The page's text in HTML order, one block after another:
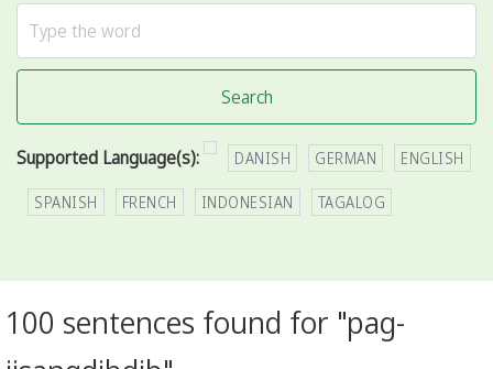
Search
Supported Language(s): DANISH GERMAN ENGLISH
SPANISH FRENCH INDONESIAN TAGALOG
100 sentences found for "pag-